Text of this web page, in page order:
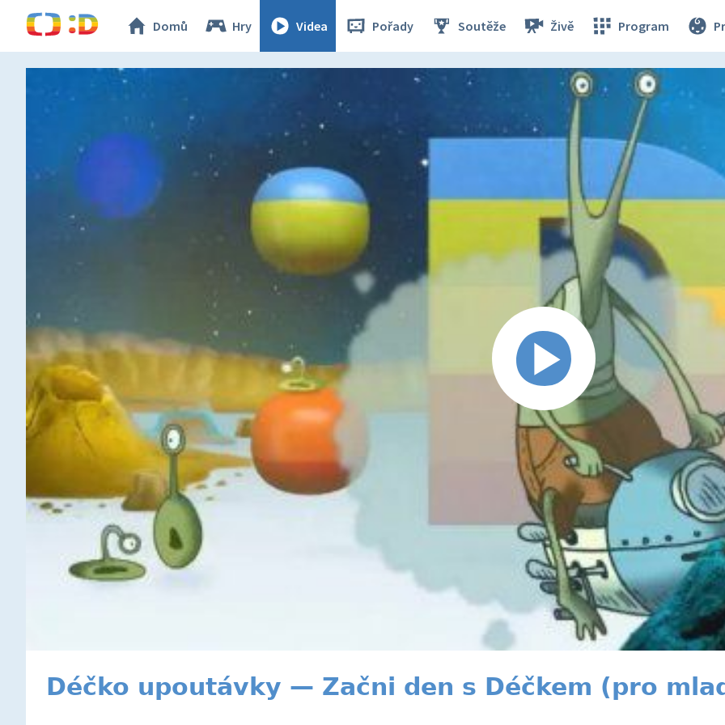
Domů Hry Videa Pořady Soutěže Živě Program
Déčko upoutávky — Začni den s Déčkem (pro